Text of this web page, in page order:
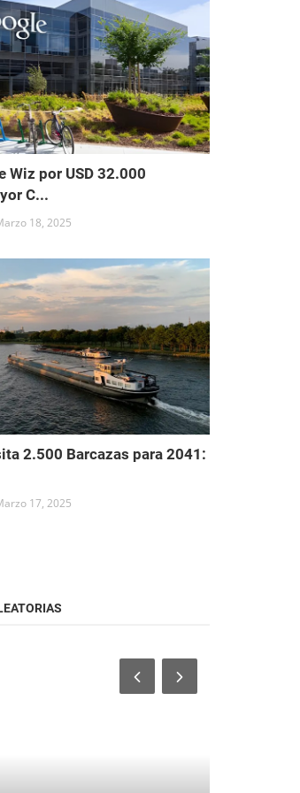
Wiz por USD 32.000
C...
18, 2025
2.500 Barcazas para 2041:
17, 2025